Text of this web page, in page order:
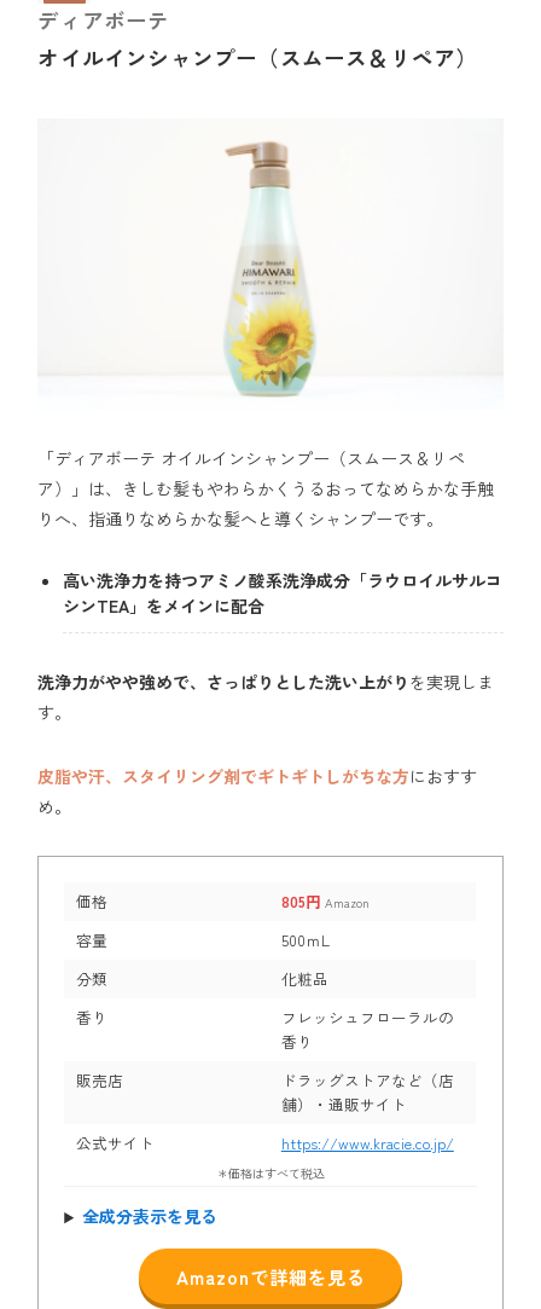
ディアボーテ
オイルインシャンプー（スムース＆リペア）
「ディアボーテ オイルインシャンプー（スムース＆リペ
ア）」は、きしむ髪もやわらかくうるおってなめらかな手触
りへ、指通りなめらかな髪へと導くシャンプーです。
高い洗浄力を持つアミノ酸系洗浄成分「ラウロイルサルコ
シンTEA」をメインに配合
洗浄力がやや強めで、さっぱりとした洗い上がり を実現しま
す。
皮脂や汗、スタイリング剤でギトギトしがちな方におすす
め。
価格 805円 Amazon
容量
500ｍL
分類
化粧品
香り
フレッシュフローラルの
香り
販売店
ドラッグストアなど（店
舗）・通販サイト
公式サイト
https://www.kracie.co.jp/
＊価格はすべて税込
全成分表示を見る
Amazonで詳細を見る